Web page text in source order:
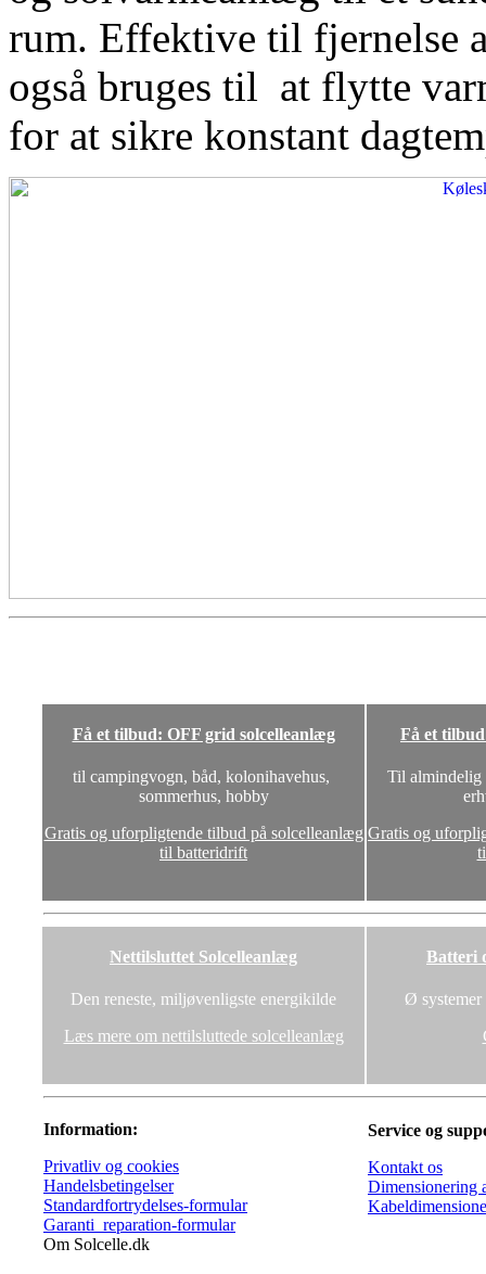
rum. Effektive til fjernelse
også bruges til at flytte
for at sikre konstant
Få et tilbud: OFF grid solcelleanlæg
til campingvogn, båd, kolonihavehus,
sommerhus, hobby
Gratis og uforpligtende tilbud på solcelleanlæg
til batteridrift
Få et
Til almindelig
Gratis og
Nettilsluttet Solcelleanlæg
Den reneste, miljøvenligste energikilde
Læs mere om nettilsluttede solcelleanlæg
Batteri
Ø
Information:
Privatliv og cookies
Handelsbetingelser
Standardfortrydelses-formular
Garanti_reparation-formular
Om Solcelle.dk
Service og
Kontakt os
Dimensionering